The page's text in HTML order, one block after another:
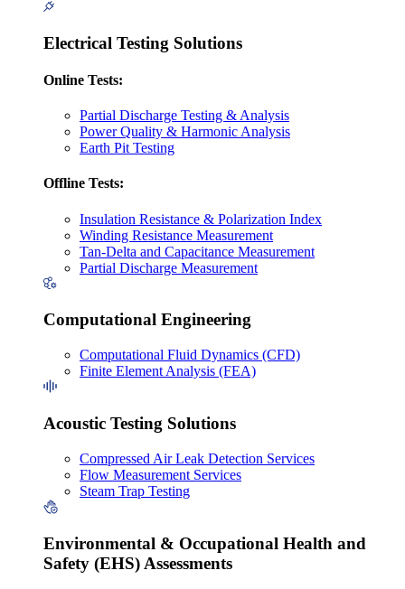
Electrical Testing Solutions
Online Tests:
Partial Discharge Testing & Analysis
Power Quality & Harmonic Analysis
Earth Pit Testing
Offline Tests:
Insulation Resistance & Polarization Index
Winding Resistance Measurement
Tan-Delta and Capacitance Measurement
Partial Discharge Measurement
Computational Engineering
Computational Fluid Dynamics (CFD)
Finite Element Analysis (FEA)
Acoustic Testing Solutions
Compressed Air Leak Detection Services
Flow Measurement Services
Steam Trap Testing
Environmental & Occupational Health and
Safety (EHS) Assessments